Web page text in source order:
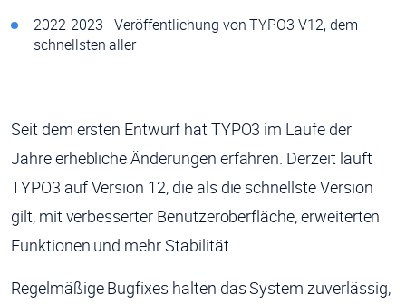
2022-2023 - Veröffentlichung von TYPO3 V12, dem
schnellsten aller
Seit dem ersten Entwurf hat TYPO3 im Laufe der
Jahre erhebliche Änderungen erfahren. Derzeit läuft
TYPO3 auf Version 12, die als die schnellste Version
gilt, mit verbesserter Benutzeroberfläche, erweiterten
Funktionen und mehr Stabilität.
Regelmäßige Bugfixes halten das System zuverlässig,